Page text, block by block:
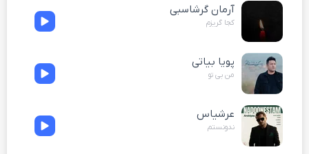
آرمان گرشاسبی
کجا گریزم
پویا بیاتی
من بی تو
عرشیاس
ندونستم